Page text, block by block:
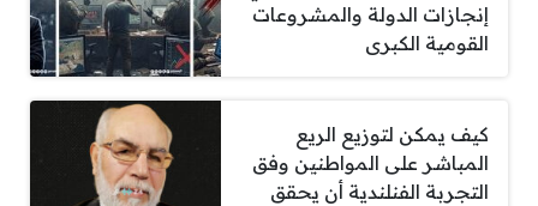
إنجازات الدولة والمشروعات
القومية الكبرى
كيف يمكن لتوزيع الريع
المباشر على المواطنين وفق
التجربة الفنلندية أن يحقق